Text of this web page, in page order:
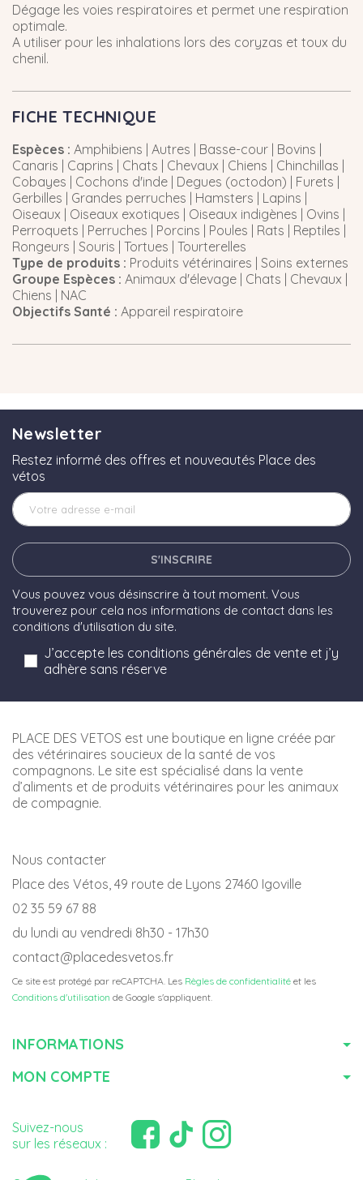
Dégage les voies respiratoires et permet une respiration
optimale.
A utiliser pour les inhalations lors des coryzas et toux du
chenil.
FICHE TECHNIQUE
Espèces : Amphibiens | Autres | Basse-cour | Bovins |
Canaris | Caprins | Chats | Chevaux | Chiens | Chinchillas |
Cobayes | Cochons d'inde | Degues (octodon) | Furets |
Gerbilles | Grandes perruches | Hamsters | Lapins |
Oiseaux | Oiseaux exotiques | Oiseaux indigènes | Ovins |
Perroquets | Perruches | Porcins | Poules | Rats | Reptiles |
Rongeurs | Souris | Tortues | Tourterelles
Type de produits : Produits vétérinaires | Soins externes
Groupe Espèces : Animaux d'élevage | Chats | Chevaux |
Chiens | NAC
Objectifs Santé : Appareil respiratoire
Newsletter
Restez informé des offres et nouveautés Place des
vétos
S'INSCRIRE
Vous pouvez vous désinscrire à tout moment. Vous
trouverez pour cela nos informations de contact dans les
conditions d'utilisation du site.
J’accepte les conditions générales de vente et j’y
adhère sans réserve
PLACE DES VETOS est une boutique en ligne créée par
des vétérinaires soucieux de la santé de vos
compagnons. Le site est spécialisé dans la vente
d’aliments et de produits vétérinaires pour les animaux
de compagnie.
Nous contacter
Place des Vétos, 49 route de Lyons 27460 Igoville
02 35 59 67 88
du lundi au vendredi 8h30 - 17h30
contact@placedesvetos.fr
Ce site est protégé par reCAPTCHA. Les Règles de confidentialité et les
Conditions d'utilisation de Google s'appliquent.
INFORMATIONS
MON COMPTE
Suivez-nous
sur les réseaux :